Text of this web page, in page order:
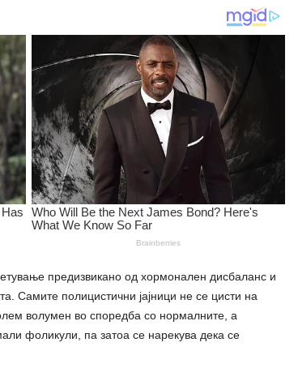
предизвикано од хормонален дисбаланс и
Самите полицистични јајници не се цисти на
волумен во споредба со нормалните, а
фоликули, па затоа се нарекува дека се